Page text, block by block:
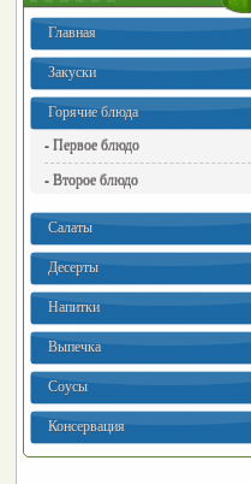
Главная
Закуски
Горячие блюда
- Первое блюдо
- Второе блюдо
Салаты
Десерты
Напитки
Выпечка
Соусы
Консервация